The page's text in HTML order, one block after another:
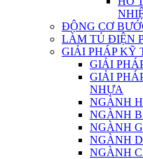
ĐỘNG CƠ
LÀM TỦ ĐIỆN
GIẢI PHÁP KỸ
GIẢI
GIẢI
NHỰA
NGÀNH
NGÀNH
NGÀNH
NGÀNH
NGÀNH